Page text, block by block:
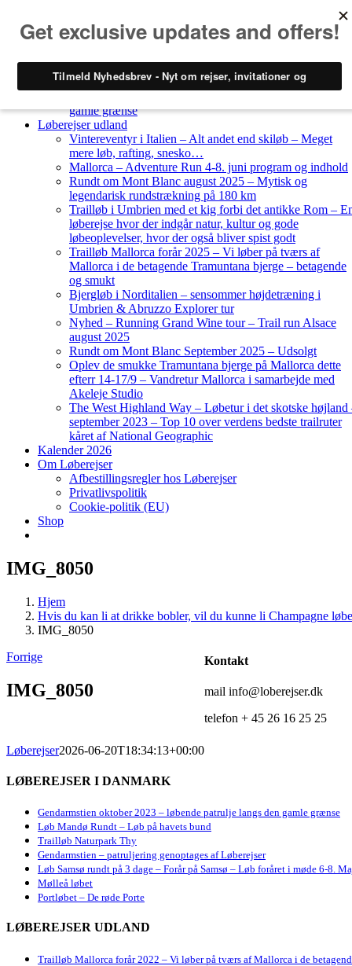
Løberejser Danmark
gamle grænse
Løberejser udland
Vintereventyr i Italien – Alt andet end skiløb – Meget
mere løb, rafting, snesko…
Mallorca – Adventure Run 4-8. juni program og indhold
Rundt om Mont Blanc august 2025 – Mytisk og
legendarisk rundstrækning på 180 km
Trailløb i Umbrien med et kig forbi det antikke Rom –
løberejse hvor der indgår natur, kultur og gode
løbeoplevelser, hvor der også bliver spist godt
Trailløb Mallorca forår 2025 – Vi løber på tværs af
Mallorca i de betagende Tramuntana bjerge – betagende
og smukt
Bjergløb i Norditalien – sensommer højdetræning i
Umbrien & Abruzzo Explorer tur
Nyhed – Running Grand Wine tour – Trail run Alsace
august 2025
Rundt om Mont Blanc September 2025 – Udsolgt
Oplev de smukke Tramuntana bjerge på Mallorca dette
efterr 14-17/9 – Vandretur Mallorca i samarbejde med
Akeleje Studio
The West Highland Way – Løbetur i det skotske højland
september 2023 – Top 10 over verdens bedste trailruter
kåret af National Geographic
Kalender 2026
Om Løberejser
Afbestillingsregler hos Løberejser
Privatlivspolitik
Cookie-politik (EU)
Shop
IMG_8050
Hjem
Hvis du kan li at drikke bobler, vil du kunne li Champagne
IMG_8050
Forrige
IMG_8050
Løberejser2026-06-20T18:34:13+00:00
LØBEREJSER I DANMARK
Gendarmstien oktober 2023 – løbende patrulje langs den gamle grænse
Løb Mandø Rundt – Løb på havets bund
Trailløb Naturpark Thy
Gendarmstien – patruljering genoptages af Løberejser
Løb Samsø rundt på 3 dage – Forår på Samsø – Løb foråret i møde 6-8.
Mølleå løbet
Portløbet – De røde Porte
LØBEREJSER UDLAND
Trailløb Mallorca forår 2022 – Vi løber på tværs af Mallorca i de
Kontakt
mail info@loberejser.dk
telefon + 45 26 16 25 25